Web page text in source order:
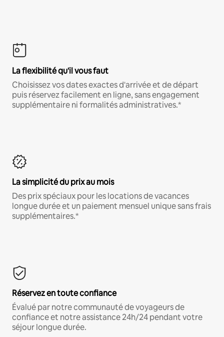
La flexibilité qu'il vous faut
Choisissez vos dates exactes d'arrivée et de départ
puis réservez facilement en ligne, sans engagement
supplémentaire ni formalités administratives.*
La simplicité du prix au mois
Des prix spéciaux pour les locations de vacances
longue durée et un paiement mensuel unique sans frais
supplémentaires.*
Réservez en toute confiance
Évalué par notre communauté de voyageurs de
confiance et notre assistance 24h/24 pendant votre
séjour longue durée.